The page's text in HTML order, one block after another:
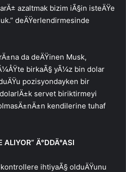
azaltmak bizim iÃ§in isteÄŸe
deÄŸerlendirmesinde
da deÄŸinen Musk,
birkaÃ§ yÃ¼z bin dolar
pozisyondayken bir
servet biriktirmeyi
kendilerine tuhaf
Ä°DDÄ°ASI
ihtiyaÃ§ olduÄŸunu